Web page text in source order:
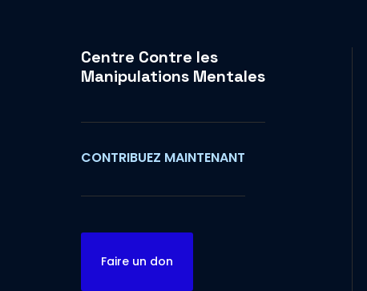
Centre Contre les
Manipulations Mentales
CONTRIBUEZ MAINTENANT
Faire un don